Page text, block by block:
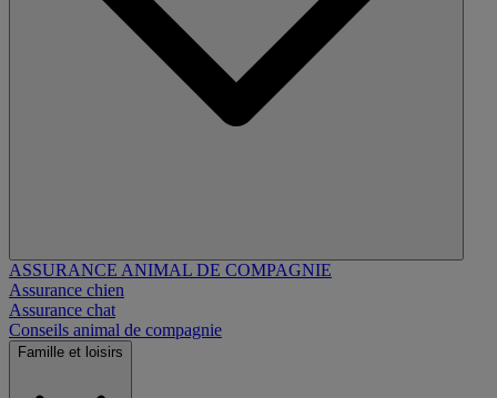
ASSURANCE ANIMAL DE COMPAGNIE
Assurance chien
Assurance chat
Conseils animal de compagnie
Famille et loisirs